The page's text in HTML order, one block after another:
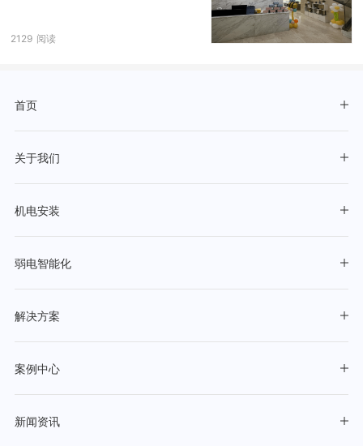
2129 阅读
首页
关于我们
机电安装
弱电智能化
解决方案
案例中心
新闻资讯